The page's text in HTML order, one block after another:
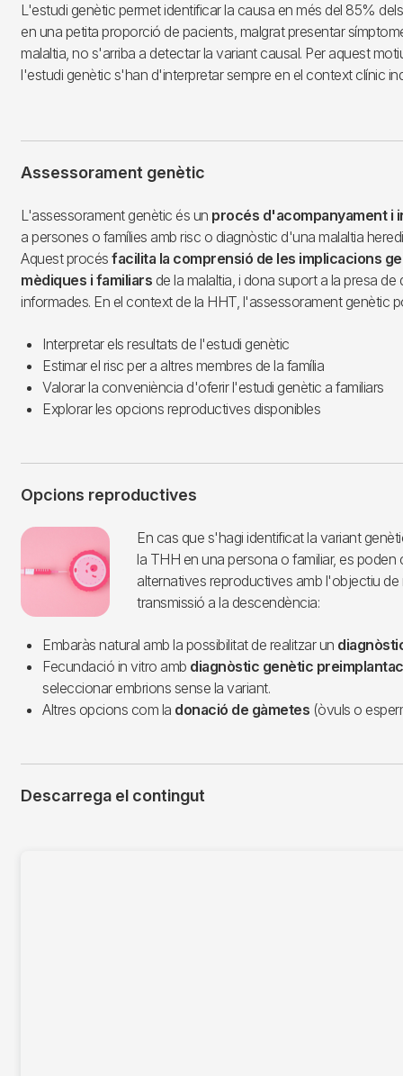
L'estudi genètic permet identificar la causa en més del 85%
en una petita proporció de pacients, malgrat presentar
malaltia, no s'arriba a detectar la variant causal. Per aquest
l'estudi genètic s'han d'interpretar sempre en el context clínic
Assessorament genètic
L'assessorament genètic és un procés d'acompanyament i
a persones o famílies amb risc o diagnòstic d'una malaltia
Aquest procés facilita la comprensió de les implicacions
mèdiques i familiars de la malaltia, i dona suport a la presa de
informades. En el context de la HHT, l'assessorament genètic
Interpretar els resultats de l'estudi genètic
Estimar el risc per a altres membres de la família
Valorar la conveniència d'oferir l'estudi genètic a familiars
Explorar les opcions reproductives disponibles
Opcions reproductives
Imagen
En cas que s'hagi identificat la variant
la THH en una persona o familiar, es poden
alternatives reproductives amb l'objectiu de
transmissió a la descendència:
Embaràs natural amb la possibilitat de realitzar un
Fecundació in vitro amb diagnòstic genètic
seleccionar embrions sense la variant.
Altres opcions com la donació de gàmetes (òvuls o
Descarrega el contingut